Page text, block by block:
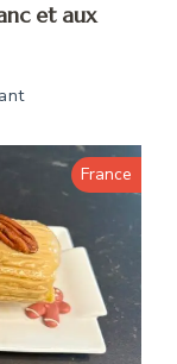
et aux
France